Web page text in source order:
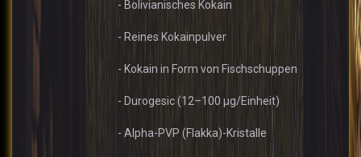
- Bolivianisches Kokain
- Reines Kokainpulver
- Kokain in Form von Fischschuppen
- Durogesic (12–100 µg/Einheit)
- Alpha-PVP (Flakka)-Kristalle